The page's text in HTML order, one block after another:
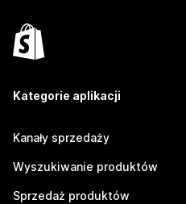
Kategorie aplikacji
Kanały sprzedaży
Wyszukiwanie produktów
Sprzedaż produktów